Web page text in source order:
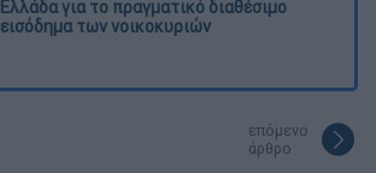
Ελλάδα για το πραγματικό διαθέσιμο
εισόδημα των νοικοκυριών
επόμενο
άρθρο